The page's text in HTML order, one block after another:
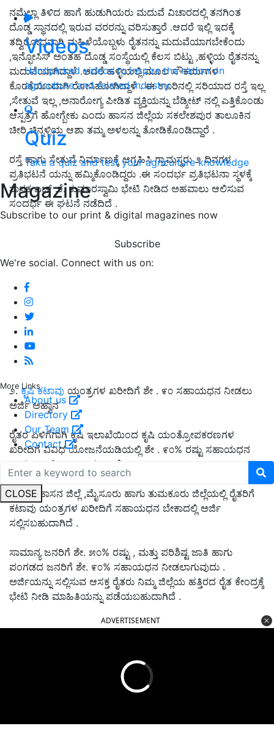
Videos
Handpicked videos to inspire the nation on
agriculture and related industry
Quiz
Take a quiz and test your agriculture knowledge
Magazine
Subscribe to our print & digital magazines now
Subscribe
We're social. Connect with us on:
More Links
About us
Directory
Our Team
Contact
CLOSE
ನಮ್ಗೆಲ್ಲಾ ತಿಳಿದ ಹಾಗೆ ಹುಡುಗಿಯರು ಮದುವೆ ವಿಚಾರದಲ್ಲಿ ತನಗಿಂತ
ದೊಡ್ಡ ಸ್ಥಾನದಲ್ಲಿ ಇರುವ ವರರನ್ನು ವರಿಸುತ್ತಾರೆ .ಆದರೆ ಇಲ್ಲಿ ಇದಕ್ಕೆ
ತದ್ವಿರೋಧವಾಗಿ ಮಹಿಳೆಯೊಬ್ಬಳು ರೈತನನ್ನು ಮದುವೆಯಾಗಬೇಕೆಂದು
,ಇನ್ಫೋಸಿಸ್ ಅಂತಹ ದೊಡ್ಡ ಸಂಸ್ಥೆಯಲ್ಲಿ ಕೆಲಸ ಬಿಟ್ಟು ,ಹಳ್ಳಿಯ ರೈತನನ್ನು
ಮದುವೆಯಾಗಿದ್ದಾಳೆ .ಆದರೆ ಹಳ್ಳಿಯಲ್ಲಿ ಮೂಲ ಸೌಕರ್ಯಗಳ
ಕೊರತೆಯಿಂದಾಗಿ ರೋಸಿಹೋಗಿದ್ದಾಳೆ . ಈ ಊರಿನಲ್ಲಿ ಸರಿಯಾದ ರಸ್ತೆ ಇಲ್ಲ
,ಸೇತುವೆ ಇಲ್ಲ ,ಅನಾರೋಗ್ಯ ಪೀಡಿತ ವ್ಯಕ್ತಿಯನ್ನು ಬೆಡ್ಶೀಟ್ ನಲ್ಲಿ ಎತ್ತಿಕೊಂಡು
ಆಸ್ಪತ್ರೆಗೆ ಹೋಗ್ಬೇಕು ಎಂದು ಹಾಸನ ಜಿಲ್ಲೆಯ ಸಕಲೇಶಪುರ ತಾಲೂಕಿನ
ಚೀರಿ ಚಿನ್ನಳ್ಳಿಯ ಆಶಾ ತಮ್ಮ ಅಳಲನ್ನು ತೋಡಿಕೊಂಡಿದ್ದಾರೆ .
ರಸ್ತೆ ಹಾಗು ಸೇತುವೆ ನಿರ್ಮಾಣಕ್ಕೆ ಆಗ್ರಹಿಸಿ ಗ್ರಾಮಸ್ಥರು ೨ ದಿನಗಳ
ಪ್ರತಿಭಟನೆ ಯನ್ನು ಹಮ್ಮಿಕೊಂಡಿದ್ದರು .ಈ ಸಂದರ್ಭ ಪ್ರತಿಭಟನಾ ಸ್ಥಳಕ್ಕೆ
ಶಾಸಕ ಎಚ್ .ಕೆ. ಕುಮಾರಸ್ವಾಮಿ ಭೇಟಿ ನೀಡಿದ ಅಹವಾಲು ಆಲಿಸುವ
ಸಂದರ್ಭ ಈ ಘಟನೆ ನಡೆದಿದೆ .
೨. ಕೃಷಿ ಕಟಾವು ಯಂತ್ರಗಳ ಖರೀದಿಗೆ ಶೇ . ೯೦ ಸಹಾಯಧನ ನೀಡಲು
ಅರ್ಜಿ ಅಹ್ವಾನ
ರೈತರ ಏಳಿಗೆಗಾಗಿ ಕೃಷಿ ಇಲಾಖೆಯಿಂದ ಕೃಷಿ ಯಂತ್ರೋಪಕರಣಗಳ
ಖರೀದಿಗೆ ವಿವಿಧ ಯೋಜನೆಯಡಿಯಲ್ಲಿ ಶೇ . ೯೦% ರಷ್ಟು ಸಹಾಯಧನ
ನೀಡಲು ಅರ್ಜಿ ಆಹ್ವಾನಿಸಲಾಗಿದೆ .
ರಾಜ್ಯದ ಹಾಸನ ಜಿಲ್ಲೆ ,ಮೈಸೂರು ಹಾಗು ತುಮಕೂರು ಜಿಲ್ಲೆಯಲ್ಲಿ ರೈತರಿಗೆ
ಕಟಾವು ಯಂತ್ರಗಳ ಖರೀದಿಗೆ ಸಹಾಯಧನ ಬೇಕಾದಲ್ಲಿ ಅರ್ಜಿ
ಸಲ್ಲಿಸಬಹುದಾಗಿದೆ .
ಸಾಮಾನ್ಯ ಜನರಿಗೆ ಶೇ. ೫೦% ರಷ್ಟು , ಮತ್ತು ಪರಿಶಿಷ್ಟ ಜಾತಿ ಹಾಗು
ಪಂಗಡದ ಜನರಿಗೆ ಶೇ. ೯೦% ಸಹಾಯಧನ ನೀಡಲಾಗುವುದು .
ಅರ್ಜಿಯನ್ನು ಸಲ್ಲಿಸುವ ಆಸಕ್ತ ರೈತರು ನಿಮ್ಮ ಜಿಲ್ಲೆಯ ಹತ್ತಿರದ ರೈತ ಕೇಂದ್ರಕ್ಕೆ
ಭೇಟಿ ನೀಡಿ ಮಾಹಿತಿಯನ್ನು ಪಡೆಯಬಹುದಾಗಿದೆ .
ADVERTISEMENT